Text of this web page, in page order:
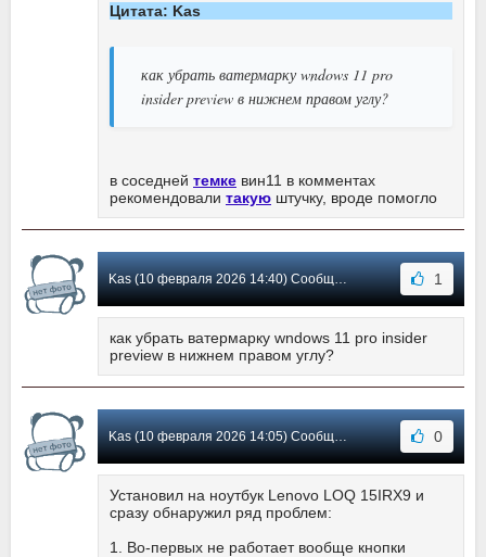
Цитата: Kas
как убрать ватермарку wndows 11 pro
insider preview в нижнем правом углу?
в соседней темке вин11 в комментах
рекомендовали такую штучку, вроде помогло
Kas (10 февраля 2026 14:40) Сообщение #25 1
как убрать ватермарку wndows 11 pro insider
preview в нижнем правом углу?
Kas (10 февраля 2026 14:05) Сообщение #24 0
Установил на ноутбук Lenovo LOQ 15IRX9 и
сразу обнаружил ряд проблем:
1. Во-первых не работает вообще кнопки